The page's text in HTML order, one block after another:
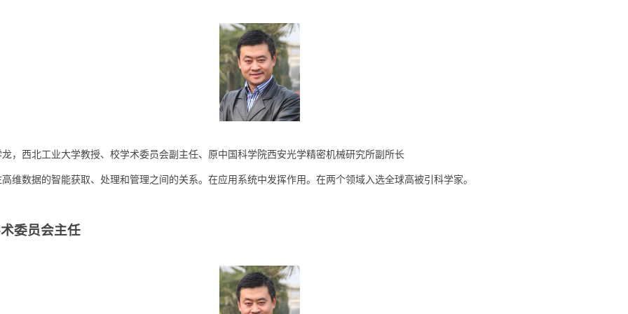
西北工业大学教授、校学术委员会副主任、原中国科学院西安光学精密机械研究所副所长
数据的智能获取、处理和管理之间的关系。在应用系统中发挥作用。在两个领域入选全球高被引科学家。
员会主任